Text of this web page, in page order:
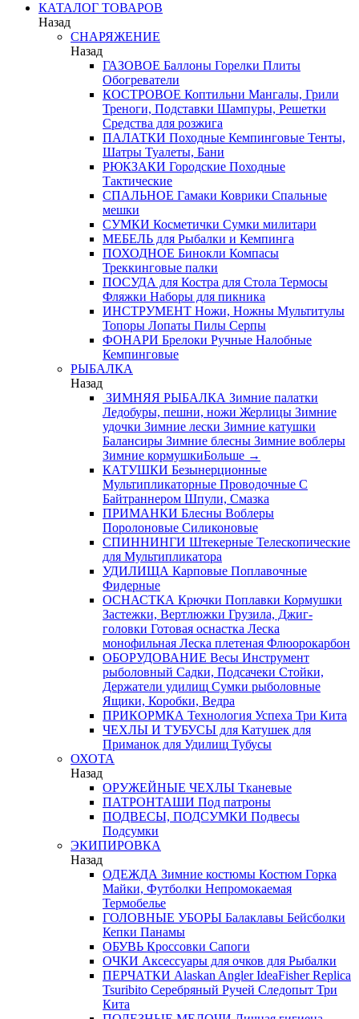
КАТАЛОГ ТОВАРОВ
Назад
СНАРЯЖЕНИЕ
Назад
ГАЗОВОЕ Баллоны Горелки Плиты
Обогреватели
КОСТРОВОЕ Коптильни Мангалы, Грили
Треноги, Подставки Шампуры, Решетки
Средства для розжига
ПАЛАТКИ Походные Кемпинговые Тенты,
Шатры Туалеты, Бани
РЮКЗАКИ Городские Походные
Тактические
СПАЛЬНОЕ Гамаки Коврики Спальные
мешки
СУМКИ Косметички Сумки милитари
МЕБЕЛЬ для Рыбалки и Кемпинга
ПОХОДНОЕ Бинокли Компасы
Треккинговые палки
ПОСУДА для Костра для Стола Термосы
Фляжки Наборы для пикника
ИНСТРУМЕНТ Ножи, Ножны Мультитулы
Топоры Лопаты Пилы Серпы
ФОНАРИ Брелоки Ручные Налобные
Кемпинговые
РЫБАЛКА
Назад
ЗИМНЯЯ РЫБАЛКА Зимние палатки
Ледобуры, пешни, ножи Жерлицы Зимние
удочки Зимние лески Зимние катушки
Балансиры Зимние блесны Зимние воблеры
Зимние кормушкиБольше →
КАТУШКИ Безынерционные
Мультипликаторные Проводочные С
Байтраннером Шпули, Смазка
ПРИМАНКИ Блесны Воблеры
Поролоновые Силиконовые
СПИННИНГИ Штекерные Телескопические
для Мультипликатора
УДИЛИЩА Карповые Поплавочные
Фидерные
ОСНАСТКА Крючки Поплавки Кормушки
Застежки, Вертлюжки Грузила, Джиг-
головки Готовая оснастка Леска
монофильная Леска плетеная Флюорокарбон
ОБОРУДОВАНИЕ Весы Инструмент
рыболовный Садки, Подсачеки Стойки,
Держатели удилищ Сумки рыболовные
Ящики, Коробки, Ведра
ПРИКОРМКА Технология Успеха Три Кита
ЧЕХЛЫ И ТУБУСЫ для Катушек для
Приманок для Удилищ Тубусы
ОХОТА
Назад
ОРУЖЕЙНЫЕ ЧЕХЛЫ Тканевые
ПАТРОНТАШИ Под патроны
ПОДВЕСЫ, ПОДСУМКИ Подвесы
Подсумки
ЭКИПИРОВКА
Назад
ОДЕЖДА Зимние костюмы Костюм Горка
Майки, Футболки Непромокаемая
Термобелье
ГОЛОВНЫЕ УБОРЫ Балаклавы Бейсболки
Кепки Панамы
ОБУВЬ Кроссовки Сапоги
ОЧКИ Аксессуары для очков для Рыбалки
ПЕРЧАТКИ Alaskan AnglerIdeaFisherReplica
Tsuribito Серебряный Ручей Следопыт Три
Кита